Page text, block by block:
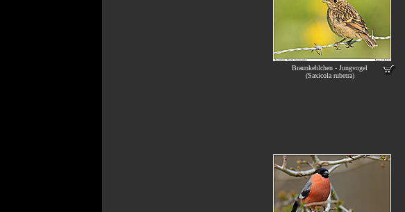
Braunkehlchen - Jungvogel
(Saxicola rubetra)